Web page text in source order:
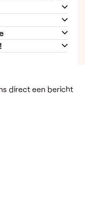
direct een bericht